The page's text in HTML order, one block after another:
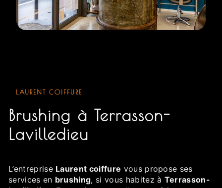
LAURENT COIFFURE
brushing à Terrasson-
Lavilledieu
L’entreprise Laurent coiffure vous propose ses
services en brushing, si vous habitez à Terrasson-